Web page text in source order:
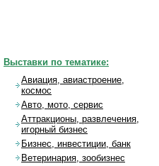
Выставки по тематике:
Авиация, авиастроение,
космос
Авто, мото, сервис
Аттракционы, развлечения,
игорный бизнес
Бизнес, инвестиции, банк
Ветеринария, зообизнес